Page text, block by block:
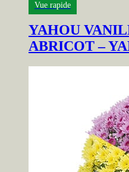
Vue rapide
YAHOU
ABRICOT –